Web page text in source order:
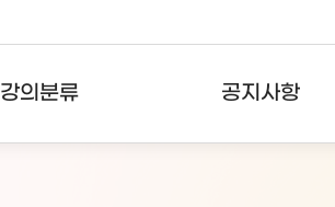
강의분류 공지사항